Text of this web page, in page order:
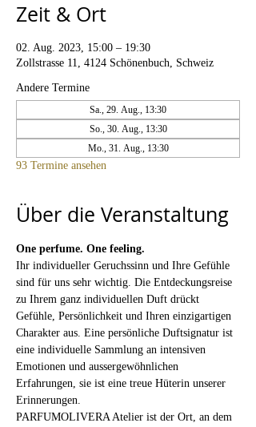
Zeit & Ort
02. Aug. 2023, 15:00 – 19:30
Zollstrasse 11, 4124 Schönenbuch, Schweiz
Andere Termine
Sa., 29. Aug., 13:30
So., 30. Aug., 13:30
Mo., 31. Aug., 13:30
93 Termine ansehen
Über die Veranstaltung
One perfume. One feeling.
Ihr individueller Geruchssinn und Ihre Gefühle
sind für uns sehr wichtig. Die Entdeckungsreise
zu Ihrem ganz individuellen Duft drückt
Gefühle, Persönlichkeit und Ihren einzigartigen
Charakter aus. Eine persönliche Duftsignatur ist
eine individuelle Sammlung an intensiven
Emotionen und aussergewöhnlichen
Erfahrungen, sie ist eine treue Hüterin unserer
Erinnerungen.
PARFUMOLIVERA Atelier ist der Ort, an dem